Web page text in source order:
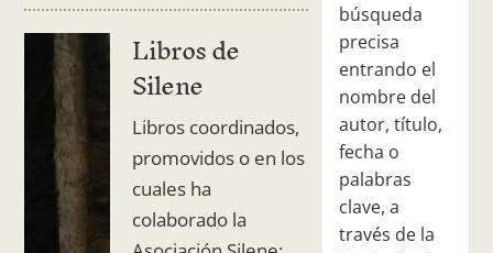
Libros de
Silene
Libros coordinados,
promovidos o en los
cuales ha
colaborado la
búsqueda
precisa
entrando el
nombre del
autor, título,
fecha o
palabras
clave, a
través de la